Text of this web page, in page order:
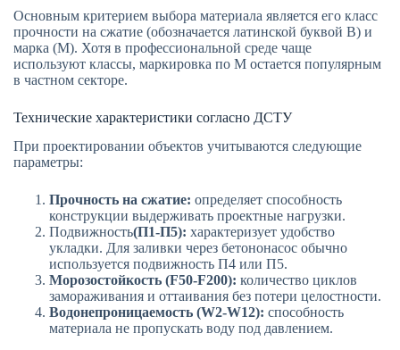
Основным критерием выбора материала является его класс
прочности на сжатие (обозначается латинской буквой B) и
марка (M). Хотя в профессиональной среде чаще
используют классы, маркировка по М остается популярным
в частном секторе.
Технические характеристики согласно ДСТУ
При проектировании объектов учитываются следующие
параметры:
Прочность на сжатие: определяет способность
конструкции выдерживать проектные нагрузки.
Подвижность(П1-П5): характеризует удобство
укладки. Для заливки через бетононасос обычно
используется подвижность П4 или П5.
Морозостойкость (F50-F200): количество циклов
замораживания и оттаивания без потери целостности.
Водонепроницаемость (W2-W12): способность
материала не пропускать воду под давлением.